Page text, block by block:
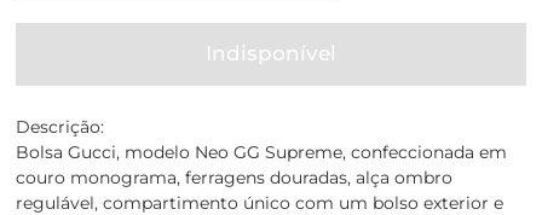
Indisponível
Descrição:
Bolsa Gucci, modelo Neo GG Supreme, confeccionada em
couro monograma, ferragens douradas, alça ombro
regulável, compartimento único com um bolso exterior e